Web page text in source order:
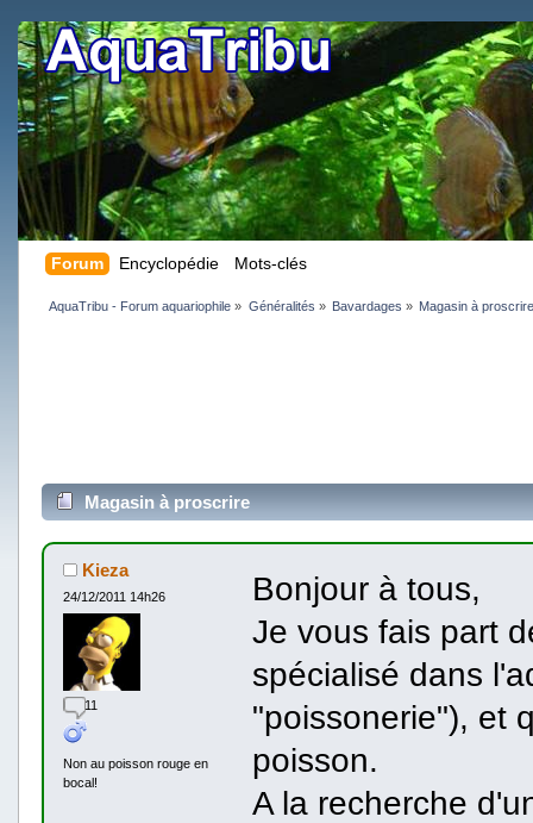
Forum Encyclopédie Mots-clés
AquaTribu - Forum aquariophile » Généralités » Bavardages » Magasin à
Magasin à proscrire
Kieza
24/12/2011 14h26
11
Non au poisson rouge en
bocal!
Bonjour à tous,
Je vous fais part
spécialisé dans
"poissonerie"), et
poisson.
A la recherche